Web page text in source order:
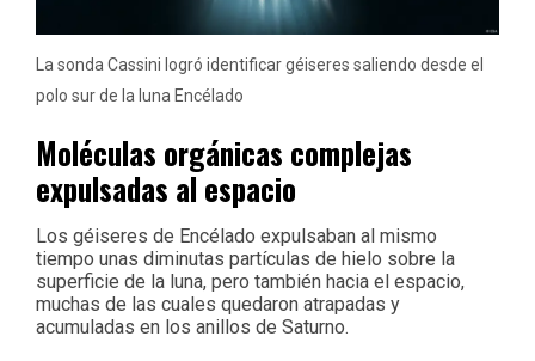
La sonda Cassini logró identificar géiseres saliendo desde el
polo sur de la luna Encélado
Moléculas orgánicas complejas
expulsadas al espacio
Los géiseres de Encélado expulsaban al mismo
tiempo unas diminutas partículas de hielo sobre la
superficie de la luna, pero también hacia el espacio,
muchas de las cuales quedaron atrapadas y
acumuladas en los anillos de Saturno.